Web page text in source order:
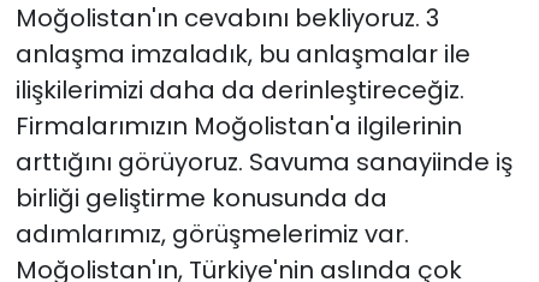
Moğolistan'ın cevabını bekliyoruz. 3
anlaşma imzaladık, bu anlaşmalar ile
ilişkilerimizi daha da derinleştireceğiz.
Firmalarımızın Moğolistan'a ilgilerinin
arttığını görüyoruz. Savuma sanayiinde iş
birliği geliştirme konusunda da
adımlarımız, görüşmelerimiz var.
Moğolistan'ın, Türkiye'nin aslında çok